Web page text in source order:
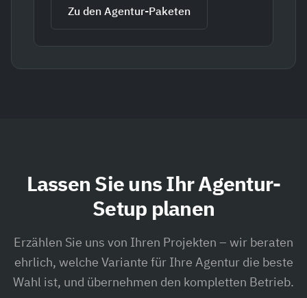
Zu den Agentur-Paketen
Lassen Sie uns Ihr Agentur-
Setup planen
Erzählen Sie uns von Ihren Projekten – wir beraten
ehrlich, welche Variante für Ihre Agentur die beste
Wahl ist, und übernehmen den kompletten Betrieb.